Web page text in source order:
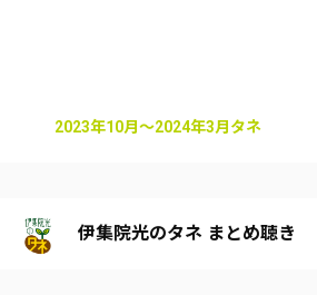
2023年10月～2024年3月タネ
伊集院光のタネ まとめ聴き